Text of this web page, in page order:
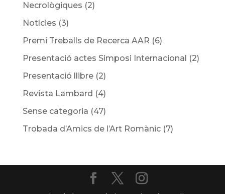
Necrològiques (2)
Notícies (3)
Premi Treballs de Recerca AAR (6)
Presentació actes Simposi Internacional (2)
Presentació llibre(2)
Revista Lambard (4)
Sense categoria (47)
Trobada d’Amics de l’Art Romànic(7)